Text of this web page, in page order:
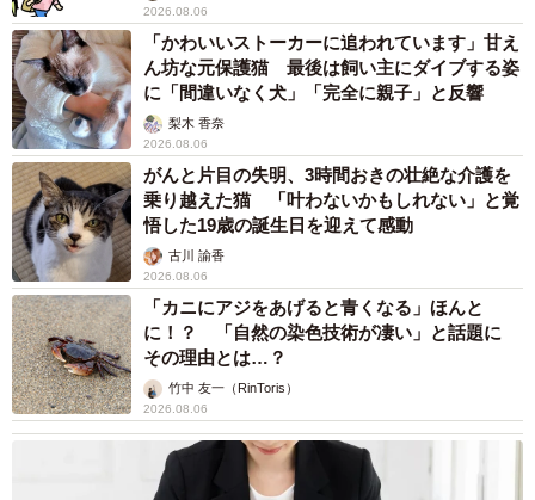
2026.08.06
「かわいいストーカーに追われています」甘え
ん坊な元保護猫 最後は飼い主にダイブする姿
に「間違いなく犬」「完全に親子」と反響
梨木 香奈
2026.08.06
がんと片目の失明、3時間おきの壮絶な介護を
乗り越えた猫 「叶わないかもしれない」と覚
悟した19歳の誕生日を迎えて感動
古川 諭香
2026.08.06
「カニにアジをあげると青くなる」ほんと
に！？ 「自然の染色技術が凄い」と話題に
その理由とは…？
竹中 友一（RinToris）
2026.08.06